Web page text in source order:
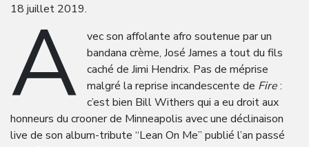
18 juillet 2019.
A
vec son affolante afro soutenue par un
bandana crème, José James a tout du fils
caché de Jimi Hendrix. Pas de méprise
malgré la reprise incandescente de Fire:
c’est bien Bill Withers qui a eu droit aux
honneurs du crooner de Minneapolis avec une déclinaison
live de son album-tribute “Lean On Me” publié l’an passé